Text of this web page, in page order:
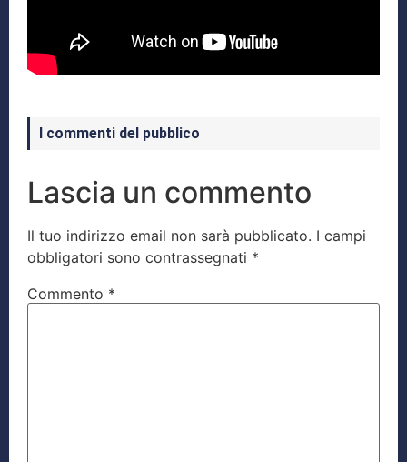
I commenti del pubblico
Lascia un commento
Il tuo indirizzo email non sarà pubblicato. I campi
obbligatori sono contrassegnati *
Commento *